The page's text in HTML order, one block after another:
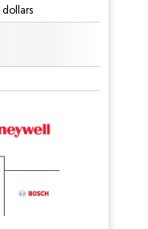
dollars
sous CC BY 4.0.